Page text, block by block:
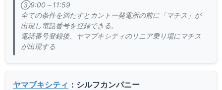
③9:00～11:59
全ての条件を満たすとカントー発電所の前に「マチス」が
出現し電話番号を登録できる。
電話番号登録後、ヤマブキシティのリニア乗り場にマチス
が出現する
ヤマブキシティ ：シルフカンパニー